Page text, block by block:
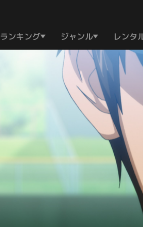
ランキング ジャンル レンタ